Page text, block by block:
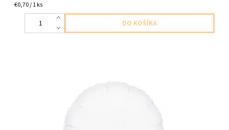
€0,70 / 1 ks
fóliový balón v tvare kruhu biely 1ksv baleni velkost 47cm balón
dodávame nenafúkaný